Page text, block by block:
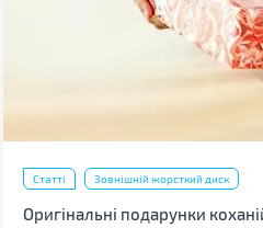
Статті Зовнішній жорсткий диск
Оригінальні подарунки